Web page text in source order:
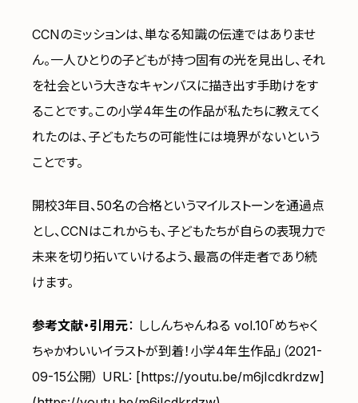
CCNのミッションは、単なる知識の伝達ではありませ
ん。一人ひとりの子どもが持つ固有の光を見出し、それ
を社会という大きなキャンバスに描き出す手助けをす
ることです。この小学4年生の作品が私たちに教えてく
れたのは、子どもたちの可能性には境界がないという
ことです。
開校3年目、50名の合格というマイルストーンを通過点
とし、CCNはこれからも、子どもたちが自らの表現力で
未来を切り拓いていけるよう、最高の伴走者であり続
けます。
参考文献・引用元： ししんちゃんねる vol.10「めちゃく
ちゃかわいいイラストが到着！小学4年生作品」（2021-
09-15公開） URL: [https://youtu.be/m6jIcdkrdzw]